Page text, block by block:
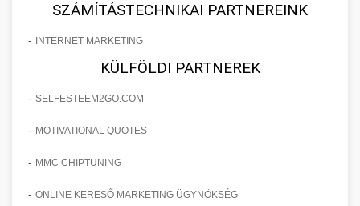
SZÁMÍTÁSTECHNIKAI PARTNEREINK
- INTERNET MARKETING
KÜLFÖLDI PARTNEREK
- SELFESTEEM2GO.COM
- MOTIVATIONAL QUOTES
- MMC CHIPTUNING
- ONLINE KERESŐ MARKETING ÜGYNÖKSÉG